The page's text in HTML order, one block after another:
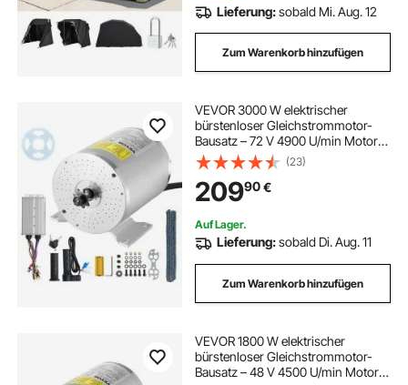
Lieferung:sobald Mi. Aug. 12
Zum Warenkorb hinzufügen
VEVOR 3000 W elektrischer
bürstenloser Gleichstrommotor-
Bausatz – 72 V 4900 U/min Motor
mit verbessertem Drehzahlregler
und Gasgriff-Bausatz für Go Karts
E-Bike Motorrad Roller Heimwerker
(23)
20990€
Auf Lager.
Lieferung:sobald Di. Aug. 11
Zum Warenkorb hinzufügen
VEVOR 1800 W elektrischer
bürstenloser Gleichstrommotor-
Bausatz – 48 V 4500 U/min Motor,